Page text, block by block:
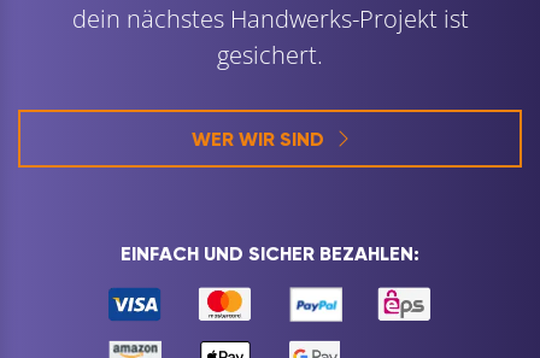
dein nächstes Handwerks-Projekt ist
gesichert.
WER WIR SIND
EINFACH UND SICHER BEZAHLEN: